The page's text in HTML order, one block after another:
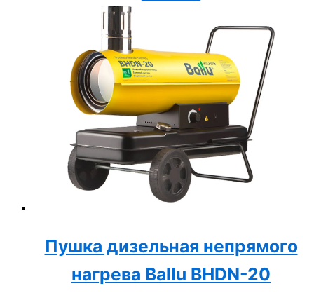
госучреждений. Срок службы – 2 года.
Пушка дизельная непрямого
нагрева Ballu BHDN-20